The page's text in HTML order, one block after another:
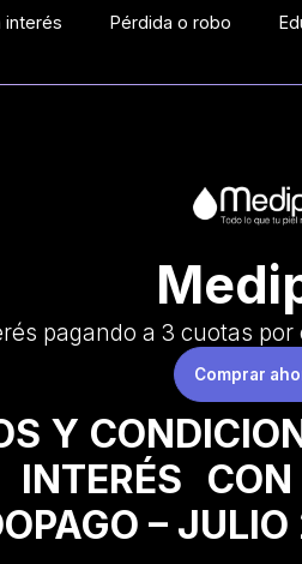
interés Pérdida o robo
pagando a 3 cuotas
Comprar
Y
–